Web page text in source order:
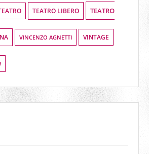
TEATRO LIBERO TEATRO
VINCENZO AGNETTI VINTAGE